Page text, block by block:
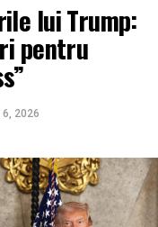
lui Trump:
pentru
2026